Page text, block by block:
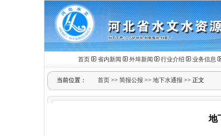
首页 省内新闻 外埠新闻 行业介绍 业务信息
当前位置： 首页 >> 简报公报 >> 地下水通报 >> 正文
地